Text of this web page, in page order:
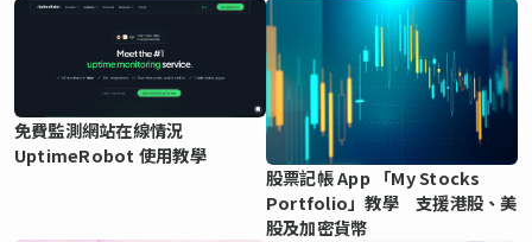
免費監測網站在線情況
UptimeRobot 使用教學
股票記帳 App 「My Stocks
Portfolio」教學 支援港股、美
股及加密貨幣